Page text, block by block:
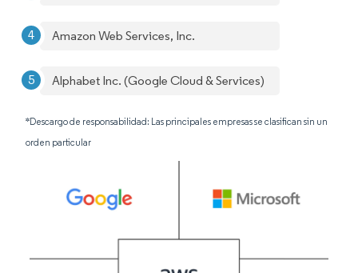
Amazon Web Services, Inc.
Alphabet Inc. (Google Cloud & Services)
*Descargo de responsabilidad: Las principales empresas se clasifican sin un
orden particular